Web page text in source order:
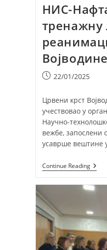
НИС-
тренажну
Војводине
Post22/01/2025
Црвени крст
учествовао у
Научно-
вежбе, запослени
усаврше вештине
Continue ReadingНИС-
За